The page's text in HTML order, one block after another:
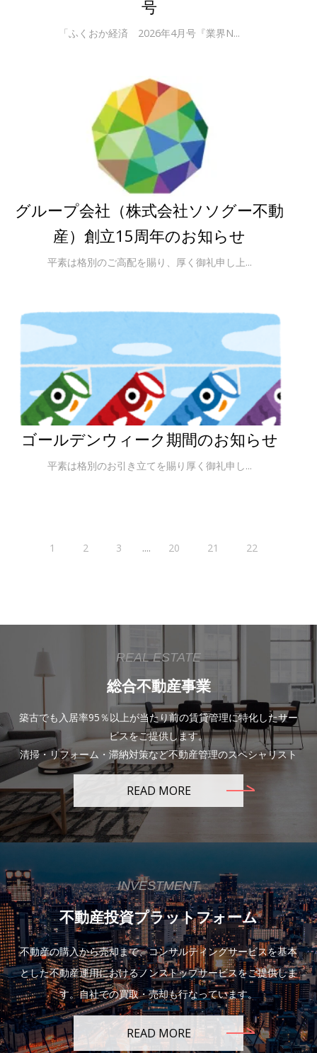
号
「ふくおか経済 2026年4月号『業界N...
グループ会社（株式会社ソソグー不動
産）創立15周年のお知らせ
平素は格別のご高配を賜り、厚く御礼申し上...
ゴールデンウィーク期間のお知らせ
平素は格別のお引き立てを賜り厚く御礼申し...
1 2 3 .... 20 21 22
REAL ESTATE
総合不動産事業
築古でも入居率95％以上が当たり前の賃貸管理に特化したサー
ビスをご提供します。
清掃・リフォーム・滞納対策など不動産管理のスペシャリスト
READ MORE
INVESTMENT
不動産投資プラットフォーム
不動産の購入から売却まで、コンサルティングサービスを基本
とした不動産運用におけるノンストップサービスをご提供しま
す。自社での買取・売却も行なっています。
READ MORE